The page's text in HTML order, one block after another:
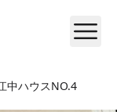
中ハウスNO.4